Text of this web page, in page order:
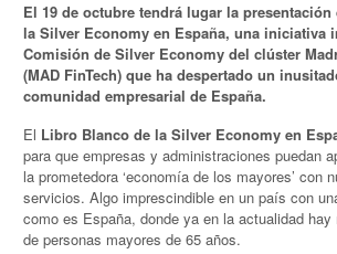
El 19 de octubre tendrá lugar la
la Silver Economy en España, una iniciativa
Comisión de Silver Economy del clúster
(MAD FinTech) que ha despertado un
comunidad empresarial de España.
El Libro Blanco de la Silver Economy en
para que empresas y administraciones puedan
la prometedora ‘economía de los mayores’ con
servicios. Algo imprescindible en un país con
como es España, donde ya en la actualidad
de personas mayores de 65 años.